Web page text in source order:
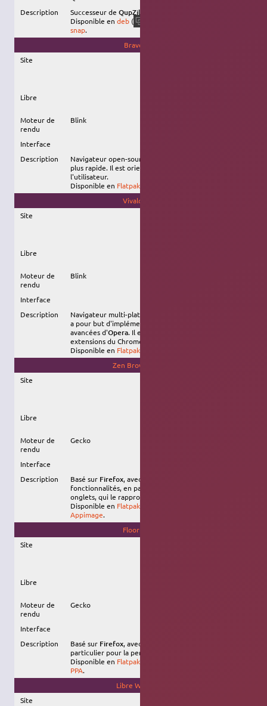
Description
Successeur deQupZilla
Disponible endeb (
snap.
Brave
Site
Libre
Moteur de
rendu
Blink
Interface
Description
Navigateur open-source basé sur
plus rapide. Il est orienté vers la confidentialité de
l'utilisateur.
Disponible en Flatpak
Vivaldi
Site
Libre
Moteur de
rendu
Blink
Interface
Description
Navigateur multi-plateforme, basé sur
a pour but d'implémenter les fonctionnalités
avancées d'Opera. Il est compatible avec les
extensions du Chrome Web Store.
Disponible en Flatpak
Zen Browser
Site
Libre
Moteur de
rendu
Gecko
Interface
Description
Basé sur Firefox, avec ajout de nombreuses
fonctionnalités, en particulier pour la gestion des
onglets, qui le rapprochent de
Disponible en Flatpak
Appimage.
Floorp
Site
Libre
Moteur de
rendu
Gecko
Interface
Description
Basé sur Firefox, avec ajout de fonctionnalités, en
particulier pour la personnalisation.
Disponible en Flatpak
PPA.
Libre Wolf
Site